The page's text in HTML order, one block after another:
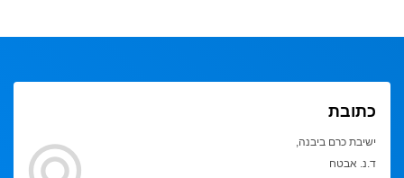
כתובת
ישיבת כרם ביבנה,
ד.נ. אבטח